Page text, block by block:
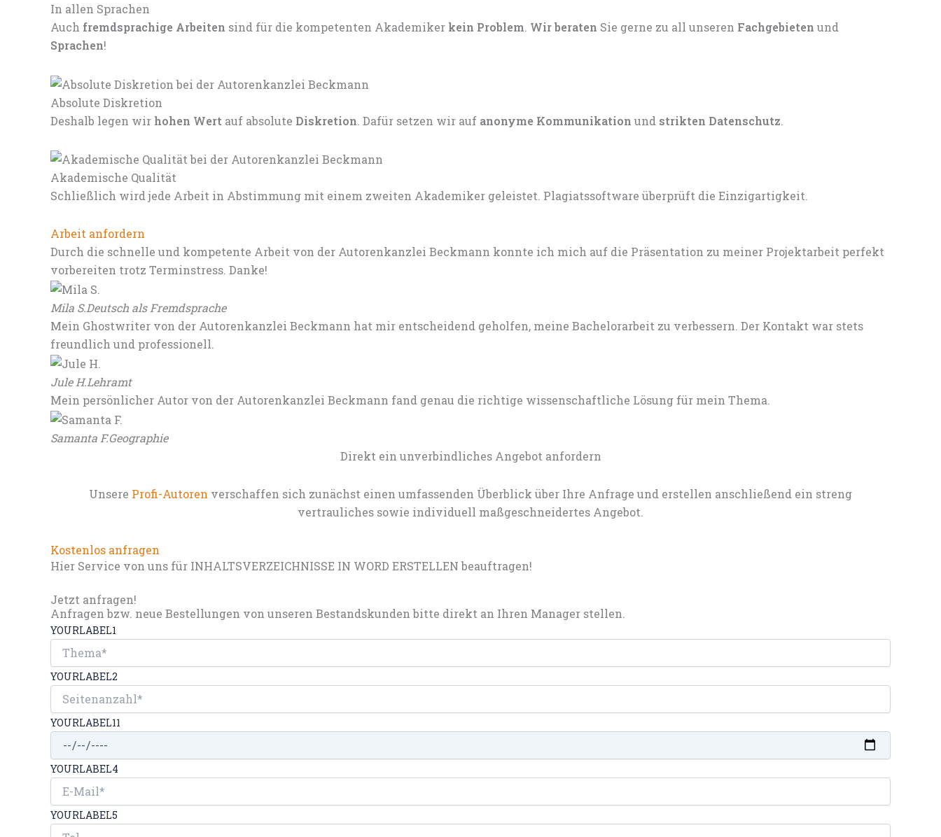
In allen Sprachen
Auch fremdsprachige Arbeiten sind für die kompetenten Akademiker kein Problem. Wir beraten Sie gerne zu all unseren Fachgebieten und
Sprachen!
Absolute Diskretion
Deshalb legen wir hohen Wert auf absolute Diskretion. Dafür setzen wir auf anonyme Kommunikation und strikten Datenschutz.
Akademische Qualität
Schließlich wird jede Arbeit in Abstimmung mit einem zweiten Akademiker geleistet. Plagiatssoftware überprüft die Einzigartigkeit.
Arbeit anfordern
Durch die schnelle und kompetente Arbeit von der Autorenkanzlei Beckmann konnte ich mich auf die Präsentation zu meiner Projektarbeit perfekt
vorbereiten trotz Terminstress. Danke!
Mila S.Deutsch als Fremdsprache
Mein Ghostwriter von der Autorenkanzlei Beckmann hat mir entscheidend geholfen, meine Bachelorarbeit zu verbessern. Der Kontakt war stets
freundlich und professionell.
Jule H.Lehramt
Mein persönlicher Autor von der Autorenkanzlei Beckmann fand genau die richtige wissenschaftliche Lösung für mein Thema.
Samanta F.Geographie
Direkt ein unverbindliches Angebot anfordern
Unsere Profi-Autoren verschaffen sich zunächst einen umfassenden Überblick über Ihre Anfrage und erstellen anschließend ein streng
vertrauliches sowie individuell maßgeschneidertes Angebot.
Kostenlos anfragen
Hier Service von uns für INHALTSVERZEICHNISSE IN WORD ERSTELLEN beauftragen!
Jetzt anfragen!
Anfragen bzw. neue Bestellungen von unseren Bestandskunden bitte direkt an Ihren Manager stellen.
YOURLABEL1
YOURLABEL2
YOURLABEL11
YOURLABEL4
YOURLABEL5